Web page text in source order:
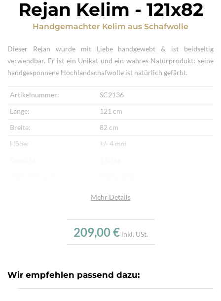
Rejan Kelim - 121x82
Handgemachter Kelim aus Schafwolle
Dieser Rejan wurde mit Liebe handgewebt & ist beidseitig
verwendbar. Er ist ein Unikat und ein wahres Naturprodukt: seine
handgesponnene Hochlandschafwolle ist natürlich gefärbt.
Artikelnummer:
SC2136
Länge:
121 cm
Breite:
82 cm
Höhe:
+/- 4 mm
Mehr Details
209,00 € inkl. USt.
Wir empfehlen passend dazu: